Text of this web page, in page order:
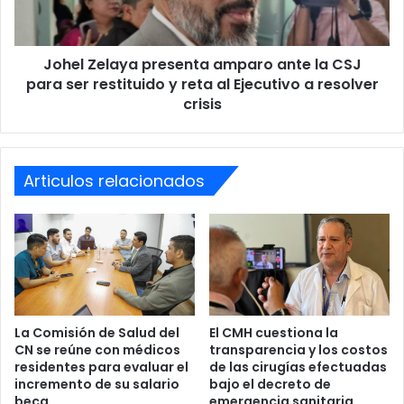
Perfil de las víctimas:Los tres fallecidos registrados
hasta ahora superaban los 70 años; los dos primeros
casos fueron un hombre de 77 años y una mujer de
74, ambos originarios de la capital.
superará ampliamente la incidencia del año anterior
antes de finalizar el segundo semestre.
Medidas de prevención urgentes
Ante la agresividad de la mosca causante del gusano
barrenador, la Secretaría de Salud ha emitido
recomendaciones críticas para la población,
especialmente para quienes cuidan de adultos mayores:
Cuidado de heridas:Es imperativo cubrir cualquier
ser
restituido
Ejecutivo
resolver
crisis
Johel Zelaya presenta amparo ante la CSJ
para ser restituido y reta al Ejecutivo a resolver
crisis
Articulos relacionados
La Comisión de Salud del
CN se reúne con médicos
residentes para evaluar el
incremento de su salario
El CMH cuestiona la
transparencia y los costos
de las cirugías efectuadas
bajo el decreto de